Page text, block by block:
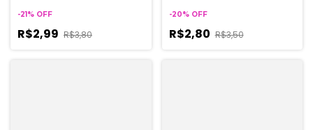
UNIDADES
-21% OFF
R$2,99 R$3,80
-20% OFF
R$2,80 R$3,50